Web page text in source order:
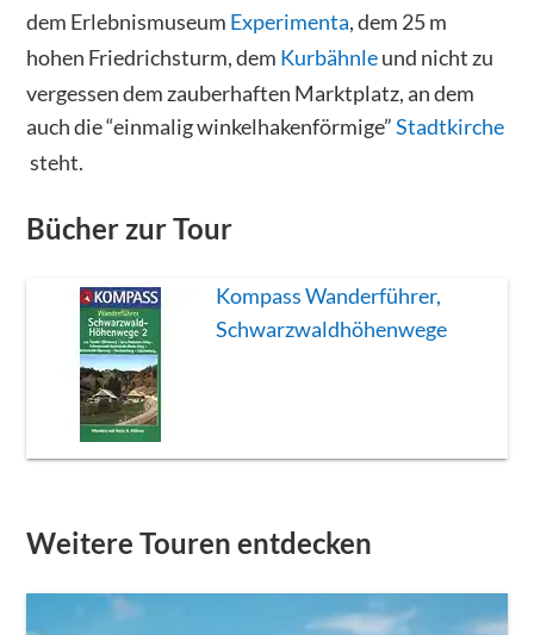
dem Erlebnismuseum Experimenta, dem 25 m
hohen Friedrichsturm, dem Kurbähnleund nicht zu
vergessen dem zauberhaften Marktplatz, an dem
auch die “einmalig winkelhakenförmige”Stadtkirche
steht.
Bücher zur Tour
Kompass Wanderführer,
Schwarzwaldhöhenwege
Weitere Touren entdecken